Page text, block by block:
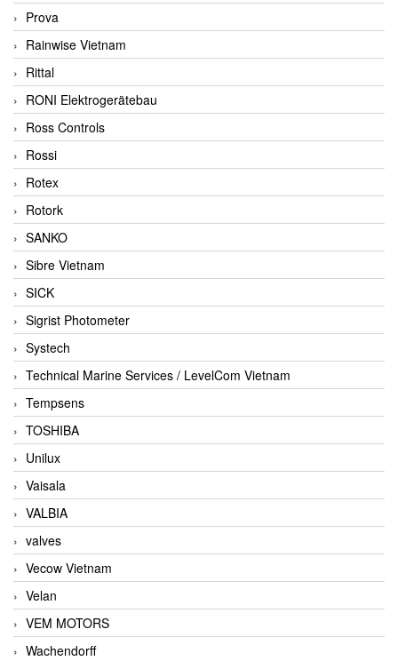
Prova
Rainwise Vietnam
Rittal
RONI Elektrogerätebau
Ross Controls
Rossi
Rotex
Rotork
SANKO
Sibre Vietnam
SICK
Sigrist Photometer
Systech
Technical Marine Services / LevelCom Vietnam
Tempsens
TOSHIBA
Unilux
Vaisala
VALBIA
valves
Vecow Vietnam
Velan
VEM MOTORS
Wachendorff